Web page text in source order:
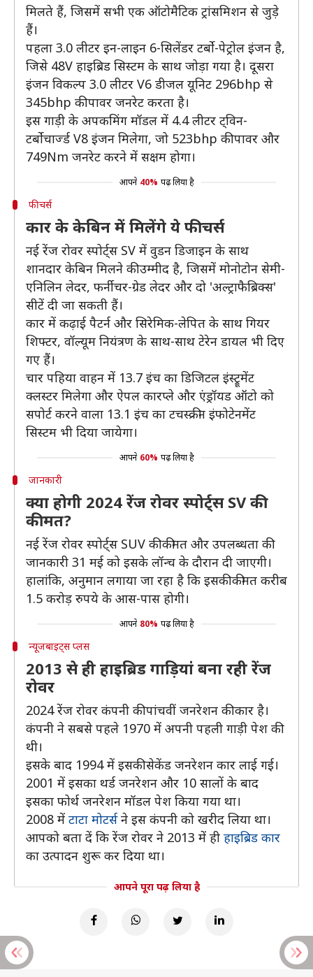
मिलते हैं, जिसमें सभी एक ऑटोमैटिक ट्रांसमिशन से जुड़े
हैं।
पहला 3.0 लीटर इन-लाइन 6-सिलेंडर टर्बो-पेट्रोल इंजन है,
जिसे 48V हाइब्रिड सिस्टम के साथ जोड़ा गया है। दूसरा
इंजन विकल्प 3.0 लीटर V6 डीजल यूनिट 296bhp से
345bhp की पावर जनरेट करता है।
इस गाड़ी के अपकमिंग मॉडल में 4.4 लीटर ट्विन-
टर्बोचार्ज्ड V8 इंजन मिलेगा, जो 523bhp की पावर और
749Nm जनरेट करने में सक्षम होगा।
आपने 40% पढ़ लिया है
फीचर्स
कार के केबिन में मिलेंगे ये फीचर्स
नई रेंज रोवर स्पोर्ट्स SV में वुडन डिजाइन के साथ
शानदार केबिन मिलने की उम्मीद है, जिसमें मोनोटोन सेमी-
एनिलिन लेदर, फर्नीचर-ग्रेड लेदर और दो 'अल्ट्राफैब्रिक्स'
सीटें दी जा सकती हैं।
कार में कढ़ाई पैटर्न और सिरेमिक-लेपित के साथ गियर
शिफ्टर, वॉल्यूम नियंत्रण के साथ-साथ टेरेन डायल भी दिए
गए हैं।
चार पहिया वाहन में 13.7 इंच का डिजिटल इंस्ट्रूमेंट
क्लस्टर मिलेगा और ऐपल कारप्ले और एंड्रॉयड ऑटो को
सपोर्ट करने वाला 13.1 इंच का टचस्क्रीन इंफोटेनमेंट
सिस्टम भी दिया जायेगा।
आपने 60% पढ़ लिया है
जानकारी
क्या होगी 2024 रेंज रोवर स्पोर्ट्स SV की
कीमत?
नई रेंज रोवर स्पोर्ट्स SUV की कीमत और उपलब्धता की
जानकारी 31 मई को इसके लॉन्च के दौरान दी जाएगी।
हालांकि, अनुमान लगाया जा रहा है कि इसकी कीमत करीब
1.5 करोड़ रुपये के आस-पास होगी।
आपने 80% पढ़ लिया है
न्यूजबाइट्स प्लस
2013 से ही हाइब्रिड गाड़ियां बना रही रेंज
रोवर
2024 रेंज रोवर कंपनी की पांचवीं जनरेशन की कार है।
कंपनी ने सबसे पहले 1970 में अपनी पहली गाड़ी पेश की
थी।
इसके बाद 1994 में इसकी सेकेंड जनरेशन कार लाई गई।
2001 में इसका थर्ड जनरेशन और 10 सालों के बाद
इसका फोर्थ जनरेशन मॉडल पेश किया गया था।
2008 में टाटा मोटर्सने इस कंपनी को खरीद लिया था।
आपको बता दें कि रेंज रोवर ने 2013 में ही हाइब्रिड कार
का उत्पादन शुरू कर दिया था।
आपने पूरा पढ़ लिया है